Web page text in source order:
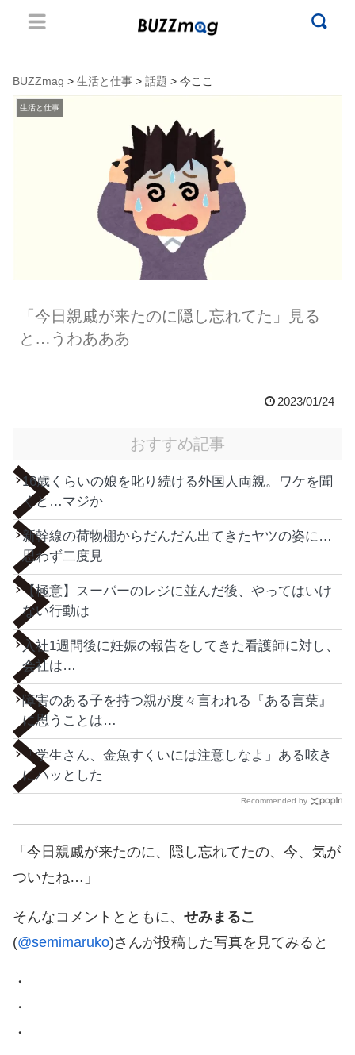
BUZZmag > 生活と仕事 > 話題 > 今ここ
生活と仕事
「今日親戚が来たのに隠し忘れてた」見る
と…うわあああ
2023/01/24
おすすめ記事
16歳くらいの娘を叱り続ける外国人両親。ワケを聞
くと…マジか
新幹線の荷物棚からだんだん出てきたヤツの姿に…
思わず二度見
【極意】スーパーのレジに並んだ後、やってはいけ
ない行動は
入社1週間後に妊娠の報告をしてきた看護師に対し、
会社は…
障害のある子を持つ親が度々言われる『ある言葉』
に思うことは…
「学生さん、金魚すくいには注意しなよ」ある呟き
にハッとした
Recommended by
「今日親戚が来たのに、隠し忘れてたの、今、気が
ついたね…」
そんなコメントとともに、 せみまるこ
(@semimaruko)さんが投稿した写真を見てみると
・
・
・